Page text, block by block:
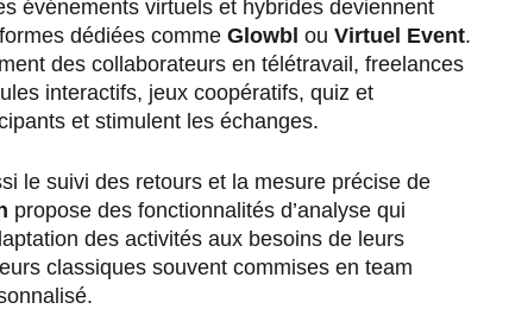
événements virtuels et hybrides deviennent
dédiées comme Glowbl ou Virtuel Event.
des collaborateurs en télétravail, freelances
interactifs, jeux coopératifs, quiz et
et stimulent les échanges.
le suivi des retours et la mesure précise de
propose des fonctionnalités d’analyse qui
des activités aux besoins de leurs
classiques souvent commises en team